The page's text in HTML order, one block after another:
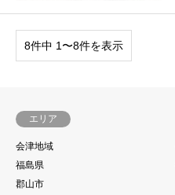
8件中 1〜8件を表示
エリア
会津地域
福島県
郡山市